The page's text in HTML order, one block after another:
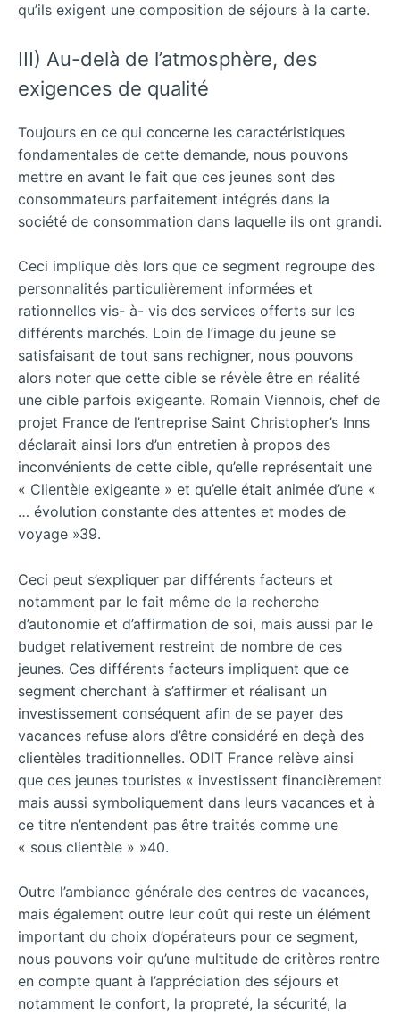
qu’ils exigent une composition de séjours à la carte.
III) Au-delà de l’atmosphère, des
exigences de qualité
Toujours en ce qui concerne les caractéristiques
fondamentales de cette demande, nous pouvons
mettre en avant le fait que ces jeunes sont des
consommateurs parfaitement intégrés dans la
société de consommation dans laquelle ils ont grandi.
Ceci implique dès lors que ce segment regroupe des
personnalités particulièrement informées et
rationnelles vis- à- vis des services offerts sur les
différents marchés. Loin de l’image du jeune se
satisfaisant de tout sans rechigner, nous pouvons
alors noter que cette cible se révèle être en réalité
une cible parfois exigeante. Romain Viennois, chef de
projet France de l’entreprise Saint Christopher’s Inns
déclarait ainsi lors d’un entretien à propos des
inconvénients de cette cible, qu’elle représentait une
« Clientèle exigeante » et qu’elle était animée d’une «
… évolution constante des attentes et modes de
voyage »39.
Ceci peut s’expliquer par différents facteurs et
notamment par le fait même de la recherche
d’autonomie et d’affirmation de soi, mais aussi par le
budget relativement restreint de nombre de ces
jeunes. Ces différents facteurs impliquent que ce
segment cherchant à s’affirmer et réalisant un
investissement conséquent afin de se payer des
vacances refuse alors d’être considéré en deçà des
clientèles traditionnelles. ODIT France relève ainsi
que ces jeunes touristes « investissent financièrement
mais aussi symboliquement dans leurs vacances et à
ce titre n’entendent pas être traités comme une
« sous clientèle » »40.
Outre l’ambiance générale des centres de vacances,
mais également outre leur coût qui reste un élément
important du choix d’opérateurs pour ce segment,
nous pouvons voir qu’une multitude de critères rentre
en compte quant à l’appréciation des séjours et
notamment le confort, la propreté, la sécurité, la